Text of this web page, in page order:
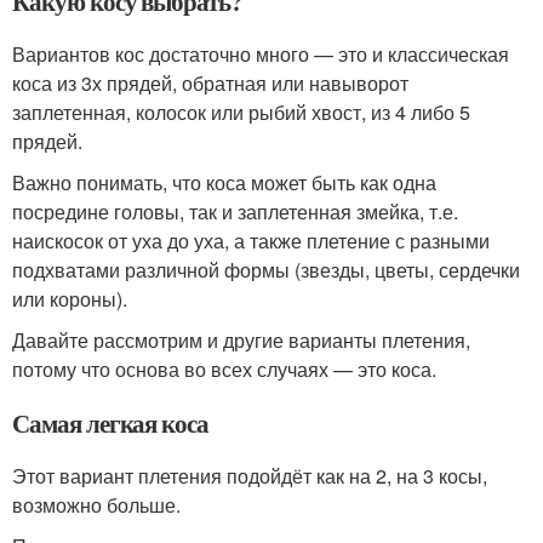
Вариантов кос достаточно много — это и классическая
коса из 3х прядей, обратная или навыворот
заплетенная, колосок или рыбий хвост, из 4 либо 5
прядей.
Важно понимать, что коса может быть как одна
посредине головы, так и заплетенная змейка, т.е.
наискосок от уха до уха, а также плетение с разными
подхватами различной формы (звезды, цветы, сердечки
или короны).
Давайте рассмотрим и другие варианты плетения,
потому что основа во всех случаях — это коса.
Самая легкая коса
Этот вариант плетения подойдёт как на 2, на 3 косы,
возможно больше.